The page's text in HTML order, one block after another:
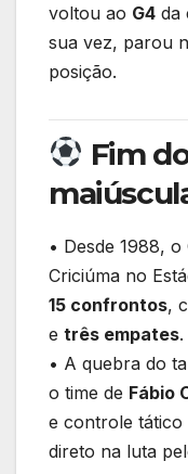
voltou ao G4 da
sua vez, parou
posição.
Fim
• Desde 1988,
Criciúma no
15 confrontos,
e três empates.
• A quebra do
o time de Fábio
e controle tático
direto na luta